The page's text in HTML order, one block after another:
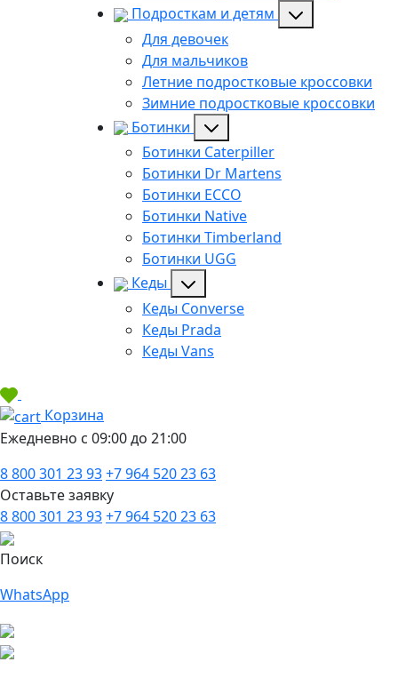
Подросткам и детям
Для девочек
Для мальчиков
Летние подростковые кроссовки
Зимние подростковые кроссовки
Ботинки
Ботинки Caterpiller
Ботинки Dr Martens
Ботинки ECCO
Ботинки Native
Ботинки Timberland
Ботинки UGG
Кеды
Кеды Converse
Кеды Prada
Кеды Vans
Корзина
Ежедневно с 09:00 до 21:00
8 800 301 23 93+7 964 520 23 63
Оставьте заявку
8 800 301 23 93+7 964 520 23 63
Поиск
WhatsApp